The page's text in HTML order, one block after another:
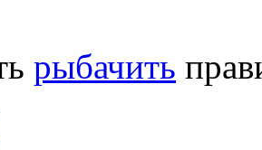
рыбачить